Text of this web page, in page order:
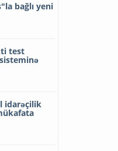
bağlı yeni
test
idarəçilik